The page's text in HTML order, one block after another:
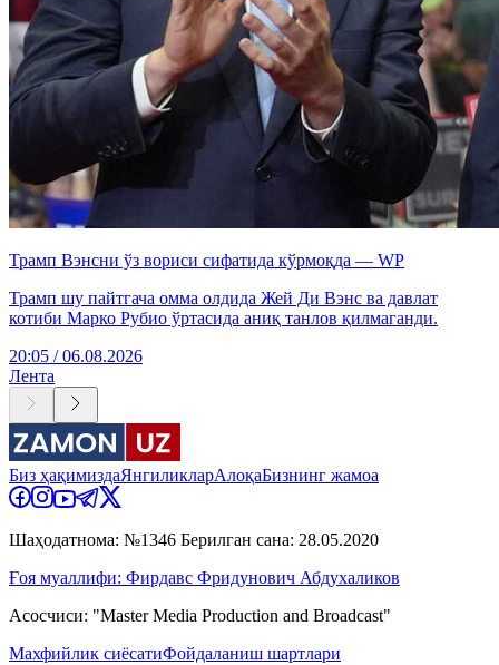
Трамп Вэнсни ўз вориси сифатида кўрмоқда — WP
Трамп шу пайтгача омма олдида Жей Ди Вэнс ва давлат
котиби Марко Рубио ўртасида аниқ танлов қилмаганди.
20:05 / 06.08.2026
Лента
Биз ҳақимиздаЯнгиликларАлоқаБизнинг жамоа
Шаҳодатнома: №1346 Берилган сана: 28.05.2020
Ғоя муаллифи: Фирдавс Фридунович Абдухаликов
Асосчиси: "Master Media Production and Broadcast"
Махфийлик сиёсатиФойдаланиш шартлари